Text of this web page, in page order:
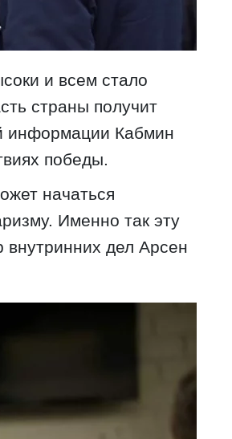
и всем стало
страны получит
информации Кабмин
победы.
начаться
Именно так эту
дел Арсен